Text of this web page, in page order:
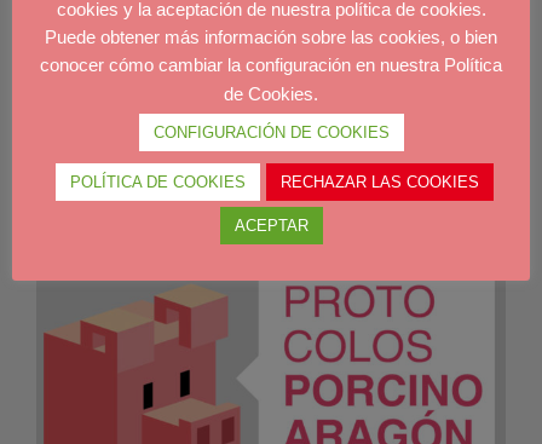
SOBRE COMEDEROS CADAVERES. VER PDF
Noticias AVPA
PROTOCOLOS PORCINO ARAGON 2013
Noticias AVPA
cookies y la aceptación de nuestra política de cookies.
Puede obtener más información sobre las cookies, o bien
conocer cómo cambiar la configuración en nuestra Política
de Cookies.
CONFIGURACIÓN DE COOKIES
POLÍTICA DE COOKIES RECHAZAR LAS COOKIES
ACEPTAR